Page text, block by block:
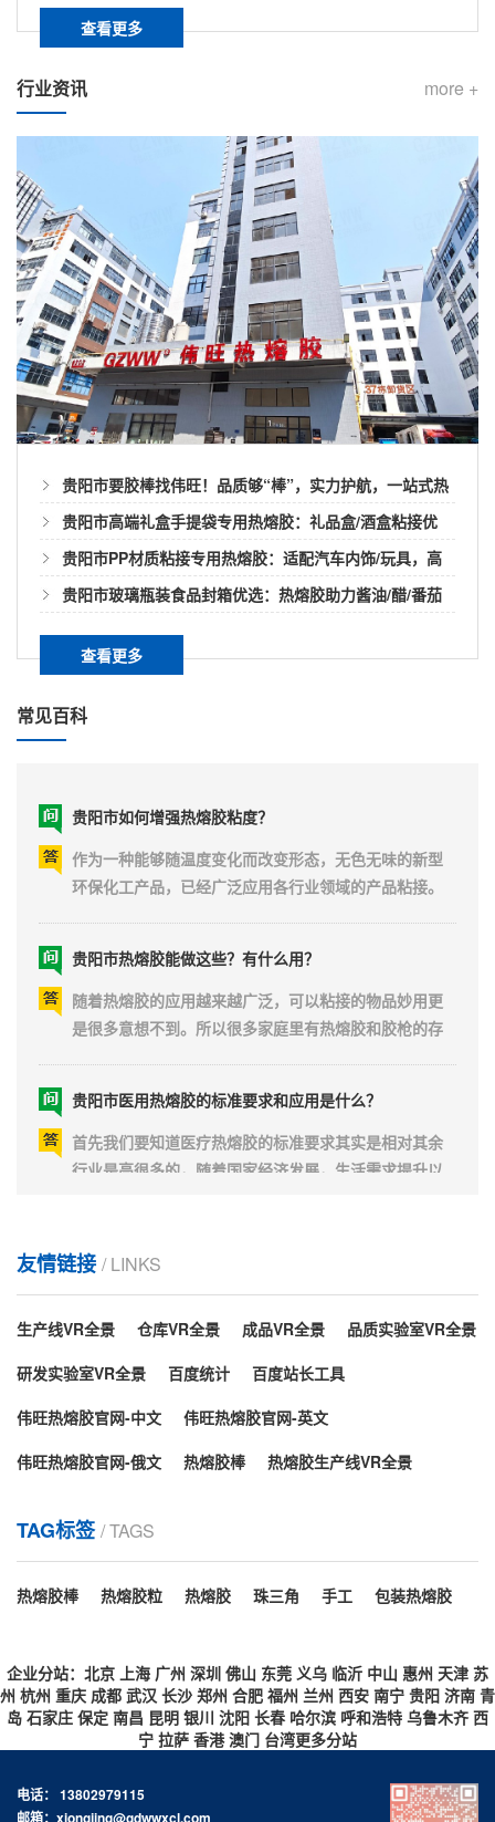
查看更多
more +
行业资讯
贵阳市要胶棒找伟旺！品质够“棒”，实力护航，一站式热
熔胶棒解决方案
贵阳市高端礼盒手提袋专用热熔胶：礼品盒/酒盒粘接优
选，兼顾美观与高效
贵阳市PP材质粘接专用热熔胶：适配汽车内饰/玩具，高
效解决难粘痛点
贵阳市玻璃瓶装食品封箱优选：热熔胶助力酱油/醋/番茄
酱包装稳固高效
查看更多
常见百科
封箱胶密封，简单介绍下如何用胶棒进行快速封箱。热
熔胶可以在一定温度范围以内，经过加热其物理状态随
化工产品。胶棒就是利用热熔胶棒机/热熔胶枪的热量将
贵阳市热熔胶颜色影响它的性能吗？
常见颜色白色、白透、黄色、黑色、黄透、乳白等，它
们均可以使用于不同行业领域。而热熔胶的颜色各异不
单单只是满足用户对颜色的要求，其实原料方面对它的
外观品相也有一定影响，而这颜色差异和热熔胶的质量
是没有关系的。热熔胶的生产配方原料配比的不同对其
粘性、固化点...
贵阳市快递袋遇水不开胶的原因是？
快递袋作用主要就是包裹快递，目前网购的迅速发展促
使了快递袋被广泛应用于物流包装运输！密封程度很
高，封口方式也便捷。我们收快递时偶尔会看到哪怕快
递袋破了但是封口处一般都不会爆开，可以知道热熔胶
对快递袋的粘合力是很强的，但是胶类黏剂长期遇水也
是容易导致胶层开胶的，而在快递袋上却很少有遇水开
胶的问题。是什...
贵阳市热熔胶也有粘不了的东西？
热熔胶虽然是一种粘合剂，不仅环保绿色而且粘接速度
快，易作业且应用领域已经非常广泛。但也不是所有材
们简单了解下什么材料会让热熔胶无法粘接。1、热熔胶
不适合使用于受力较大的金属件粘接，因为本身金属材
料表面光滑并热熔胶液的温度无法破坏金属表面，所以
用热熔...
贵阳市热熔胶很久没用完会不粘吗？
当热熔胶很久未用完时候，可能会导致不粘甚至没有粘
性。正常情况下没有使用过的热熔胶也是有一定的保质
期，普遍可以保存1-2年左右。当然我们使用中已经融化
的热熔胶建议也是尽可能一次用完。所以容易造成热熔
胶不粘的原因我们简单看下吧！1、保质期不管是什么产
正常情况下...
贵阳市热熔胶在汽车滤清器有什么用？
来越多样化。款式类型有滚筒式、弧形还有平板式等
汽车领域针对轻量化、节能环保、低气味低排放低污染
且降噪减震越来越重视，所以这方面需要用的胶就更要
求环保无毒。而热...
环保化工产品，已经广泛应用各行业领域的产品粘接。
热熔胶种类多，有块状、棒状、粒状等形态。所以生产
配方，材料配比都是不一样的，特别是在夏季和冬季在
气候环境的影响下展现的粘性差异就很明显了。当然除
了这些气候因素和配方差异以外，热熔胶使用的场景和
物品也会是影...
是很多意想不到。所以很多家庭里有热熔胶和胶枪的存
在并不奇怪。爱做手工花、手工饰品等兴趣的几乎人人
必备一把热熔胶枪，也就少不了热熔胶棒的需求。不但
可以粘接物品还能做手工，同时也可以有很多小妙用，
你知道哪些呢？可能有一天会用得上，一起看看吧！例
如：菜板、地...
行业是高很多的，随着国家经济发展，生活需求提升以
及医疗机构等对人体接触材料的卫生要求，一次性卫生
用的胶要求更为严格。无论是稳定性，还是阻隔性方面
热熔胶不用的时候能放多长时间呢？它的保质期有几
胶类产品因较多的优势备受各厂家青睐。目前使用最广
泛的当属EVA热熔胶。主要材料是乙烯-醋酸乙烯共聚物
(EVA)。加入其余材料例如增粘剂、树脂...
贵阳市如何用热熔胶棒快速封箱？
封箱胶密封，简单介绍下如何用胶棒进行快速封箱。热
熔胶可以在一定温度范围以内，经过加热其物理状态随
其熔化。熔化之后就会变成胶液。然后将热熔胶机的胶
棒管和胶棒枪...
我们知道的热熔胶棒、胶粒以及块状等形态的热熔胶最
们均可以使用于不同行业领域。而热熔胶的颜色各异不
是没有关系的。热熔胶的生产配方原料配比的不同对其
粘性、固化点...
快递袋作用主要就是包裹快递，目前网购的迅速发展促
使了快递袋被广泛应用于物流包装运输！密封程度很
高，封口方式也便捷。我们收快递时偶尔会看到哪怕快
对快递袋的粘合力是很强的，但是胶类黏剂长期遇水也
贵阳市热熔胶也有粘不了的东西？
友情链接 / LINKS
生产线VR全景 仓库VR全景 成品VR全景
品质实验室VR全景
研发实验室VR全景
百度统计
百度站长工具
伟旺热熔胶官网-中文
伟旺热熔胶官网-英文
伟旺热熔胶官网-俄文
热熔胶棒 热熔胶生产线VR全景
TAG标签/ TAGS
热熔胶棒 热熔胶粒 热熔胶 珠三角 手工 包装热熔胶
企业分站： 北京 上海 广州 深圳 佛山 东莞 义乌 临沂 中山 惠州 天津 苏
州 杭州 重庆 成都 武汉 长沙 郑州 合肥 福州 兰州 西安 南宁 贵阳 济南 青
岛 石家庄 保定 南昌 昆明 银川 沈阳 长春 哈尔滨 呼和浩特 乌鲁木齐 西
宁 拉萨 香港 澳门 台湾更多分站
电话： 13802979115
邮箱：xiongjing@gdwwxcl.com